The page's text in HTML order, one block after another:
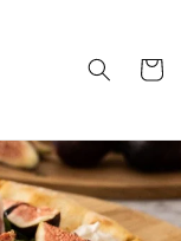
Carrello